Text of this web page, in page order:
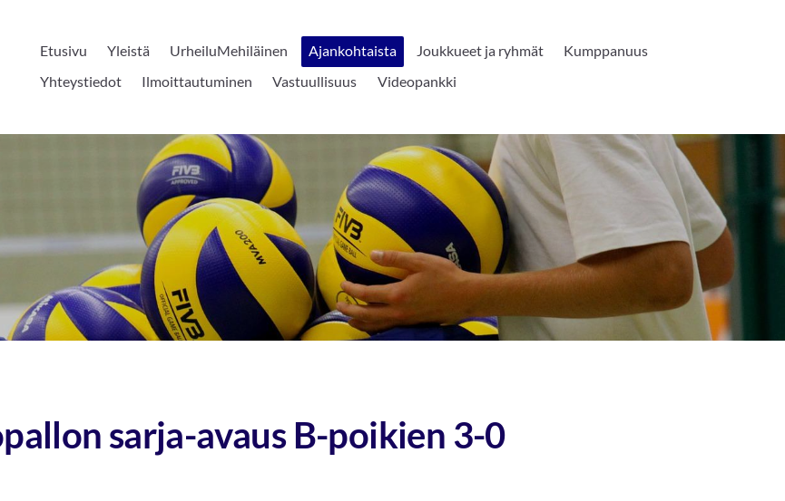
Etusivu Yleistä UrheiluMehiläinen Ajankohtaista Joukkueet ja ryhmät
Kumppanuus
Yhteystiedot
Ilmoittautuminen Vastuullisuus Videopankki
sarja-avaus B-poikien 3-0